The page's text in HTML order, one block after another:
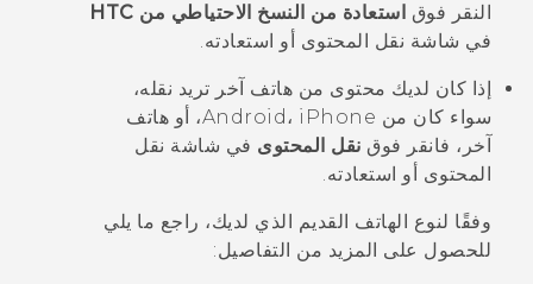
النقر فوق استعادة من النسخ الاحتياطي من HTC
في شاشة نقل المحتوى أو استعادته.
إذا كان لديك محتوى من هاتف آخر تريد نقله،
سواء كان من
Android، iPhone
، أو هاتف
آخر، فانقر فوق نقل المحتوى في شاشة نقل
المحتوى أو استعادته.
وفقًا لنوع الهاتف القديم الذي لديك، راجع ما يلي
للحصول على المزيد من التفاصيل: